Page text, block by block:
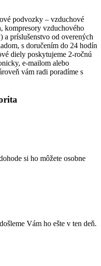
podvozky – vzduchové
kompresory vzduchového
príslušenstvo od overených
s doručením do 24 hodín
diely poskytujeme 2-ročnú
e-mailom alebo
vám radi poradíme s
si ho môžete osobne
Vám ho ešte v ten deň.